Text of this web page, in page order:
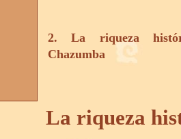
2. La riqueza
Chazumba
La riqueza